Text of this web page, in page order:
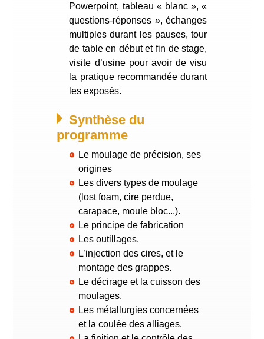
Powerpoint, tableau « blanc », «
questions-réponses », échanges
multiples durant les pauses, tour
de table en début et fin de stage,
visite d’usine pour avoir de visu
la pratique recommandée durant
les exposés.
Synthèse du
programme
Le moulage de précision, ses
origines
Les divers types de moulage
(lost foam, cire perdue,
carapace, moule bloc...).
Le principe de fabrication
Les outillages.
L’injection des cires, et le
montage des grappes.
Le décirage et la cuisson des
moulages.
Les métallurgies concernées
et la coulée des alliages.